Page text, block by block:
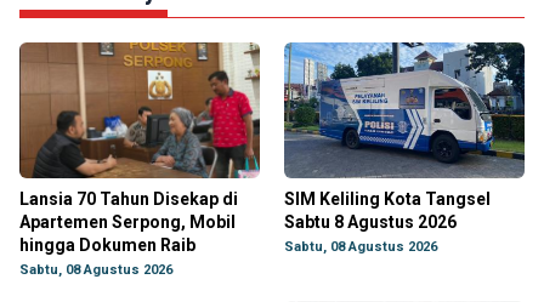
Lansia 70 Tahun Disekap di
Apartemen Serpong, Mobil
hingga Dokumen Raib
Sabtu, 08 Agustus 2026
SIM Keliling Kota Tangsel
Sabtu 8 Agustus 2026
Sabtu, 08 Agustus 2026